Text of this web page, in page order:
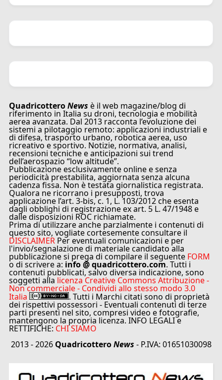
QuadricotteroNews è il web magazine/blog di
riferimento in Italia su droni, tecnologia e mobilità
aerea avanzata. Dal 2013 racconta l’evoluzione dei
sistemi a pilotaggio remoto: applicazioni industriali e
di difesa, trasporto urbano, robotica aerea, uso
ricreativo e sportivo. Notizie, normativa, analisi,
recensioni tecniche e anticipazioni sui trend
dell’aerospazio “low altitude”.
Pubblicazione esclusivamente online e senza
periodicità prestabilita, aggiornata senza alcuna
cadenza fissa. Non è testata giornalistica registrata.
Qualora ne ricorrano i presupposti, trova
applicazione l’art. 3-bis, c. 1, L. 103/2012 che esenta
dagli obblighi di registrazione ex art. 5 L. 47/1948 e
dalle disposizioni ROC richiamate.
Prima di utilizzare anche parzialmente i contenuti di
questo sito, vogliate cortesemente consultare il
DISCLAIMER Per eventuali comunicazioni e per
l'invio/segnalazione di materiale candidato alla
pubblicazione si prega di compilare il seguente FORM
o di scrivere a: info @ quadricottero.com. Tutti i
contenuti pubblicati, salvo diversa indicazione, sono
soggetti alla licenza Creative Commons Attribuzione -
Non commerciale - Condividi allo stesso modo 3.0
Italia . Tutti i Marchi citati sono di proprietà
dei rispettivi possessori - Eventuali contenuti di terze
parti presenti nel sito, compresi video e fotografie,
mantengono la propria licenza. INFO LEGALI e
RETTIFICHE: CHI SIAMO
2013 - 2026 QuadricotteroNews - P.IVA: 01651030098